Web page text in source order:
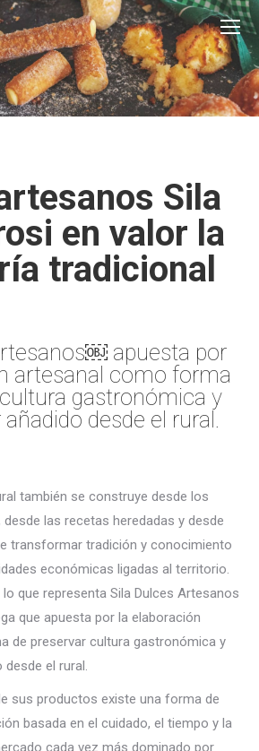
Sila
en valor la
tradicional
apuesta por
artesanal como forma
gastronómica y
desde el rural.
también se construye desde los
las recetas heredadas y desde
transformar tradición y conocimiento
económicas ligadas al territorio.
que representa Sila Dulces Artesanos
que apuesta por la elaboración
de preservar cultura gastronómica y
desde el rural.
sus productos existe una forma de
basada en el cuidado, el tiempo y la
cada vez más dominado por